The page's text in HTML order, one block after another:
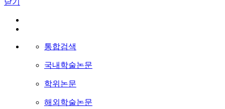
닫기
통합검색
국내학술논문
학위논문
해외학술논문